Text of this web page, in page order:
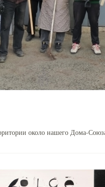
около нашего Дома-